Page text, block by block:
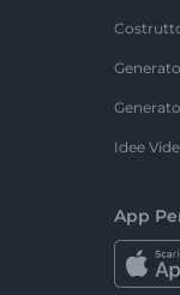
Idee
App